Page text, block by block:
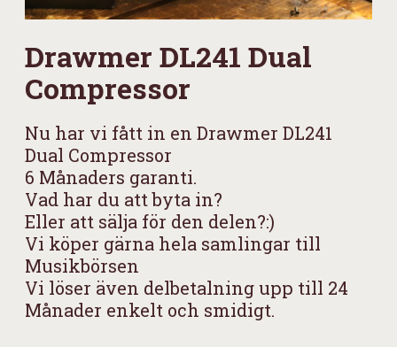
Drawmer DL241 Dual
Compressor
Nu har vi fått in en Drawmer DL241
Dual Compressor
6 Månaders garanti.
Vad har du att byta in?
Eller att sälja för den delen?:)
Vi köper gärna hela samlingar till
Musikbörsen
Vi löser även delbetalning upp till 24
Månader enkelt och smidigt.